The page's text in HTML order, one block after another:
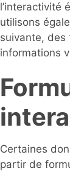
l’interactivité
utilisons
suivante, des
informations
Certaines
partir de